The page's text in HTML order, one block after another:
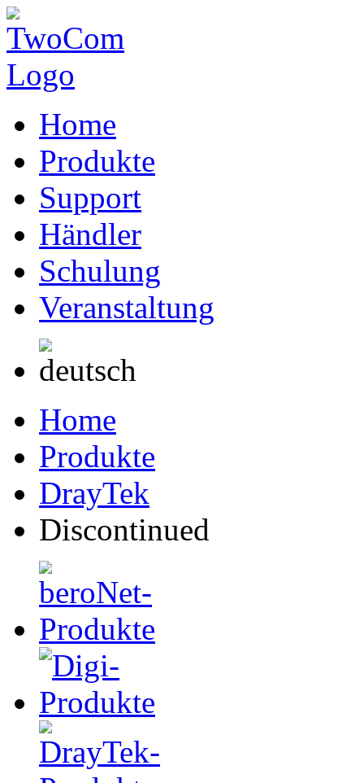
Home
Produkte
Support
Händler
Schulung
Veranstaltung
Home
Produkte
DrayTek
Discontinued